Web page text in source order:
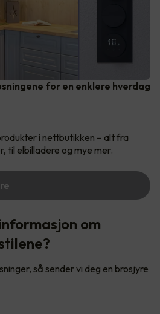
for en enklere hverdag
i nettbutikken – alt fra
til elbilladere og mye mer.
om
så sender vi deg en brosjyre